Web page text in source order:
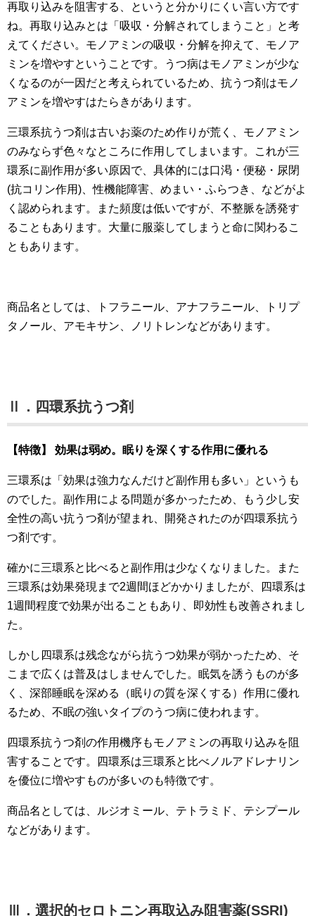
再取り込みを阻害する、というと分かりにくい言い方です
ね。再取り込みとは「吸収・分解されてしまうこと」と考
えてください。モノアミンの吸収・分解を抑えて、モノア
ミンを増やすということです。うつ病はモノアミンが少な
くなるのが一因だと考えられているため、抗うつ剤はモノ
アミンを増やすはたらきがあります。
三環系抗うつ剤は古いお薬のため作りが荒く、モノアミン
のみならず色々なところに作用してしまいます。これが三
環系に副作用が多い原因で、具体的には口渇・便秘・尿閉
(抗コリン作用)、性機能障害、めまい・ふらつき、などがよ
く認められます。また頻度は低いですが、不整脈を誘発す
ることもあります。大量に服薬してしまうと命に関わるこ
ともあります。
商品名としては、トフラニール、アナフラニール、トリプ
タノール、アモキサン、ノリトレンなどがあります。
Ⅱ．四環系抗うつ剤
【特徴】 効果は弱め。眠りを深くする作用に優れる
三環系は「効果は強力なんだけど副作用も多い」というも
のでした。副作用による問題が多かったため、もう少し安
全性の高い抗うつ剤が望まれ、開発されたのが四環系抗う
つ剤です。
確かに三環系と比べると副作用は少なくなりました。また
三環系は効果発現まで2週間ほどかかりましたが、四環系は
1週間程度で効果が出ることもあり、即効性も改善されまし
た。
しかし四環系は残念ながら抗うつ効果が弱かったため、そ
こまで広くは普及はしませんでした。眠気を誘うものが多
く、深部睡眠を深める（眠りの質を深くする）作用に優れ
るため、不眠の強いタイプのうつ病に使われます。
四環系抗うつ剤の作用機序もモノアミンの再取り込みを阻
害することです。四環系は三環系と比べノルアドレナリン
を優位に増やすものが多いのも特徴です。
商品名としては、ルジオミール、テトラミド、テシプール
などがあります。
Ⅲ．選択的セロトニン再取込み阻害薬(SSRI)